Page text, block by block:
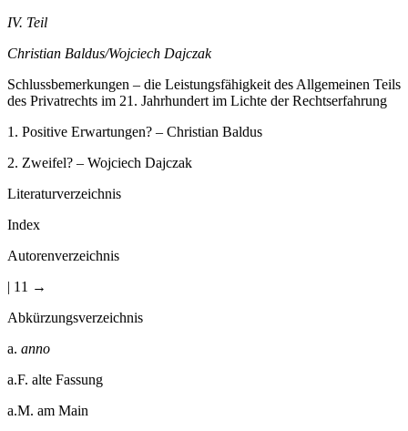
IV. Teil
Christian Baldus/Wojciech Dajczak
Schlussbemerkungen – die Leistungsfähigkeit des Allgemeinen Teils
des Privatrechts im 21. Jahrhundert im Lichte der Rechtserfahrung
1. Positive Erwartungen? – Christian Baldus
2. Zweifel? – Wojciech Dajczak
Literaturverzeichnis
Index
Autorenverzeichnis
| 11 →
Abkürzungsverzeichnis
a. anno
a.F. alte Fassung
a.M. am Main